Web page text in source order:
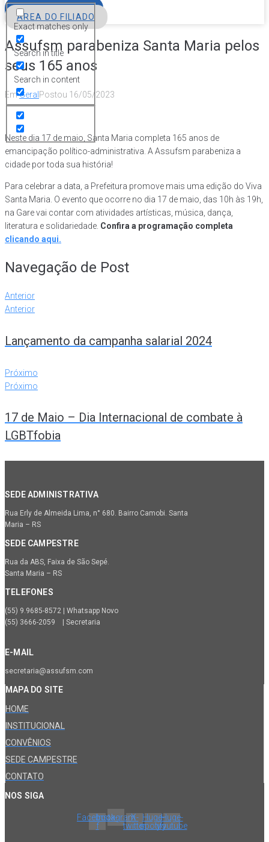
Exact matches only
Search in title
Search in content
ÁREA DO FILIADO
Assufsm parabeniza Santa Maria pelos
seus 165 anos
EmGeral Postou 16/05/2023
Neste dia 17 de maio, Santa Maria completa 165 anos de
emancipação político-administrativa. A Assufsm parabeniza a
cidade por toda sua história!
Para celebrar a data, a Prefeitura promove mais uma edição do Viva
Santa Maria. O evento que ocorre no dia 17 de maio, das 10h às 19h,
na Gare vai contar com atividades artísticas, música, dança,
literatura e solidariedade. Confira a programação completa
clicando aqui.
Navegação de Post
Anterior
Anterior
Lançamento da campanha salarial 2024
Próximo
Próximo
17 de Maio – Dia Internacional de combate à
LGBTfobia
SEDE ADMINISTRATIVA
Rua Erly de Almeida Lima, n° 680. Bairro Camobi. Santa
Maria – RS
SEDE CAMPESTRE
Rua da ABS, Faixa de São Sepé.
Santa Maria – RS
TELEFONES
(55) 9.9685-8572 | Whatsapp Novo
(55) 3666-2059 | Secretaria
E-MAIL
secretaria@assufsm.com
MAPA DO SITE
HOME
INSTITUCIONAL
CONVÊNIOS
SEDE CAMPESTRE
CONTATO
NOS SIGA
Facebook-
f
InstagramX-
twitter
Huge-
spotify
Huge-
youtube